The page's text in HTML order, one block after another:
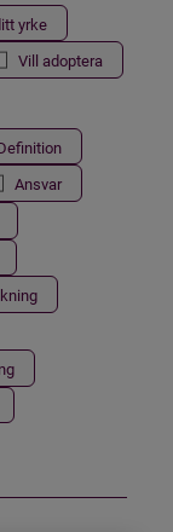
yrke
Vill adoptera
Ansvar